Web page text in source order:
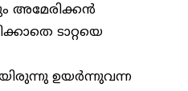
അമേരിക്കൻ
ടാറ്റയെ
ഉയർന്നുവന്ന